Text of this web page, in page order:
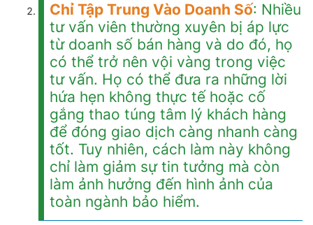
Chỉ Tập Trung Vào Doanh Số: Nhiều
tư vấn viên thường xuyên bị áp lực
từ doanh số bán hàng và do đó, họ
có thể trở nên vội vàng trong việc
tư vấn. Họ có thể đưa ra những lời
hứa hẹn không thực tế hoặc cố
gắng thao túng tâm lý khách hàng
để đóng giao dịch càng nhanh càng
tốt. Tuy nhiên, cách làm này không
chỉ làm giảm sự tin tưởng mà còn
làm ảnh hưởng đến hình ảnh của
toàn ngành bảo hiểm.